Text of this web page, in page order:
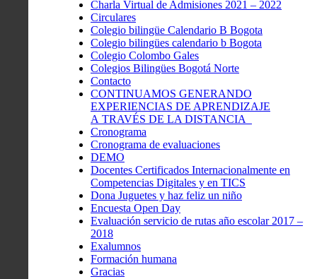
Charla Virtual de Admisiones 2021 – 2022
Circulares
Colegio bilingüe Calendario B Bogota
Colegio bilingües calendario b Bogota
Colegio Colombo Gales
Colegios Bilingües Bogotá Norte
Contacto
CONTINUAMOS GENERANDO
EXPERIENCIAS DE APRENDIZAJE
A TRAVÉS DE LA DISTANCIA
Cronograma
Cronograma de evaluaciones
DEMO
Docentes Certificados Internacionalmente en
Competencias Digitales y en TICS
Dona Juguetes y haz feliz un niño
Encuesta Open Day
Evaluación servicio de rutas año escolar 2017 –
2018
Exalumnos
Formación humana
Gracias